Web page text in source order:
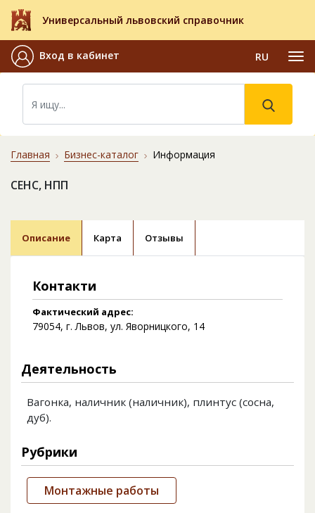
Универсальный львовский справочник
Вход в кабинет RU
Главная Бизнес-каталог Информация
СЕНС, НПП
Описание Карта Отзывы
Контакти
Фактический адрес:
79054, г. Львов, ул. Яворницкого, 14
Деятельность
Вагонка, наличник (наличник), плинтус (сосна,
дуб).
Рубрики
Монтажные работы